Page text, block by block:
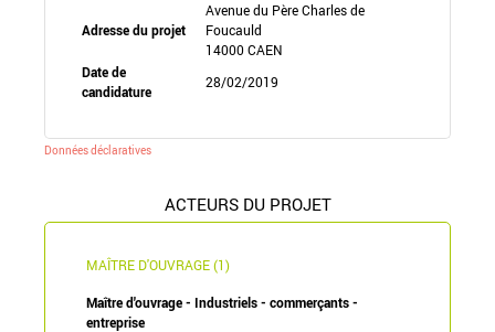
Adresse du projet
Avenue du Père Charles de
Foucauld
14000 CAEN
Date de
candidature
28/02/2019
Données déclaratives
ACTEURS DU PROJET
MAÎTRE D'OUVRAGE (1)
Maître d'ouvrage - Industriels - commerçants -
entreprise